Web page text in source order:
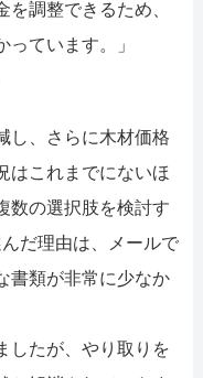
調整できるため、
ています。」
し、さらに木材価格
はこれまでにないほ
数の選択肢を検討す
だ理由は、メールで
書類が非常に少なか
したが、やり取りを